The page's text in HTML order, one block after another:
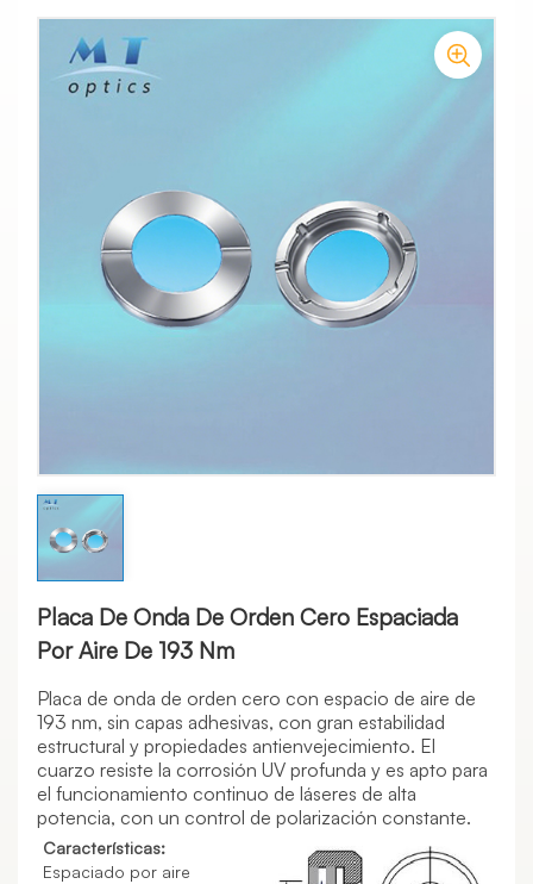
Placa De Onda De Orden Cero Espaciada
Por Aire De 193 Nm
Placa de onda de orden cero con espacio de aire de
193 nm, sin capas adhesivas, con gran estabilidad
estructural y propiedades antienvejecimiento. El
cuarzo resiste la corrosión UV profunda y es apto para
el funcionamiento continuo de láseres de alta
potencia, con un control de polarización constante.
Características:
Espaciado por aire